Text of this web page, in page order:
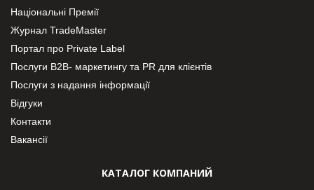
Національні Премії
Журнал TradeMaster
Портал про Private Label
Послуги В2В- маркетингу та PR для клієнтів
Послуги з надання інформації
Відгуки
Контакти
Вакансії
КАТАЛОГ КОМПАНИЙ